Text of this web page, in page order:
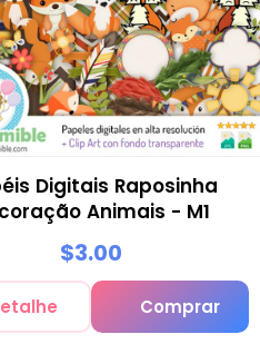
Digitais Raposinha
Animais - M1
$3.00
Comprar